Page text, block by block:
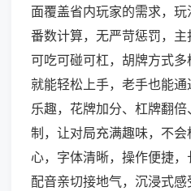
面覆盖省内玩家的需求，
番数计算，无严苛惩罚，主
可吃可碰可杠，胡牌方式
就能轻松上手，老手也能
乐趣，花牌加分、杠牌翻
制，让对局充满趣味，不
心，字体清晰，操作便捷
配音亲切接地气，沉浸式